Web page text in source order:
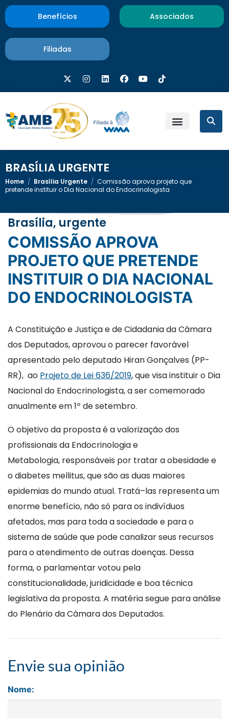
Benefícios Associados
Filiadas
BRASÍLIA URGENTE
Home / Brasília Urgente / Comissão aprova projeto que
pretende instituir o Dia Nacional do Endocrinologista
Brasília, urgente
COMISSÃO APROVA
PROJETO QUE PRETENDE
INSTITUIR O DIA NACIONAL
DO ENDOCRINOLOGISTA
A Constituição e Justiça e de Cidadania da Câmara
dos Deputados, aprovou o parecer favorável
apresentado pelo deputado Hiran Gonçalves (PP-
RR), ao Projeto de Lei 636/2019, que visa instituir o Dia
Nacional do Endocrinologista, a ser comemorado
anualmente em 1º de setembro.
O objetivo da proposta é a valorização dos
profissionais da Endocrinologia e
Metabologia, responsáveis por tratar a obesidade e
o diabetes mellitus, que são as duas maiores
epidemias do mundo atual. Tratá–las representa um
enorme benefício, não só para os indivíduos
afetados, mas para toda a sociedade e para o
sistema de saúde que pode canalizar seus recursos
para o atendimento de outras doenças. Dessa
forma, o parlamentar votou pela
constitucionalidade, juridicidade e boa técnica
legislativa da proposta. A matéria segue para análise
do Plenário da Câmara dos Deputados.
Envie sua opinião
Nome: